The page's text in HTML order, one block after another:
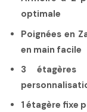
optimale
Poignées en
en main facile
3 étagères
1 étagère fixe